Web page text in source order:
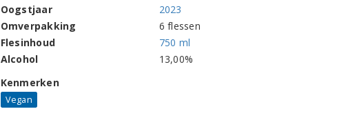
Oogstjaar
2023
Omverpakking
6 flessen
Flesinhoud
750 ml
Alcohol
13,00%
Kenmerken
Vegan